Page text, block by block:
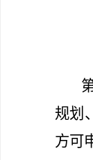
规划
方可